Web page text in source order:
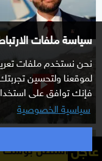
سياسة ملفات
نحن نستخدم ملفات
لموقعنا ولتحسين
فإنك توافق على
سياسية الخصوصية
عاجل
عن استياء ترامب